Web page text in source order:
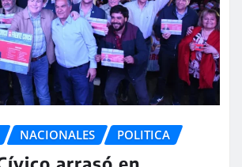
NACIONALES POLITICA